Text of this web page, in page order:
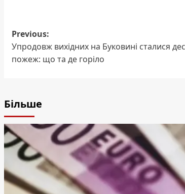
Post
navigation
Previous:
Упродовж вихідних на Буковині сталися
пожеж: що та де горіло
Більше